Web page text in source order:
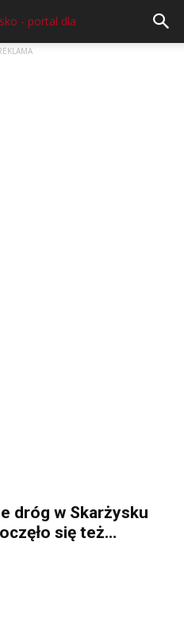
dróg w Skarżysku
się też…